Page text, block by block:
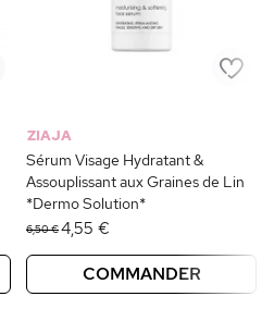
ZIAJA
Sérum Visage Hydratant &
Assouplissant aux Graines de Lin
*Dermo Solution*
6,50 €4,55 €
COMMANDER